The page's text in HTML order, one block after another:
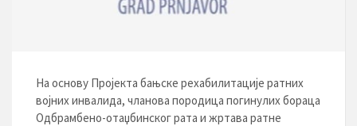
На основу Пројекта бањске рехабилитације ратних
војних инвалида, чланова породица погинулих бораца
Одбрамбено-отаџбинског рата и жртава ратне